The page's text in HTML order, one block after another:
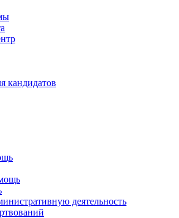
кандидатов
деятельность